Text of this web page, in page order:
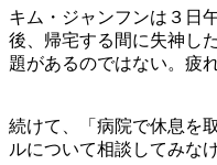
キム・ジャンフンは３日
後、帰宅する間に失神し
題があるのではない。疲
続けて、「病院で休息を
ルについて相談してみな